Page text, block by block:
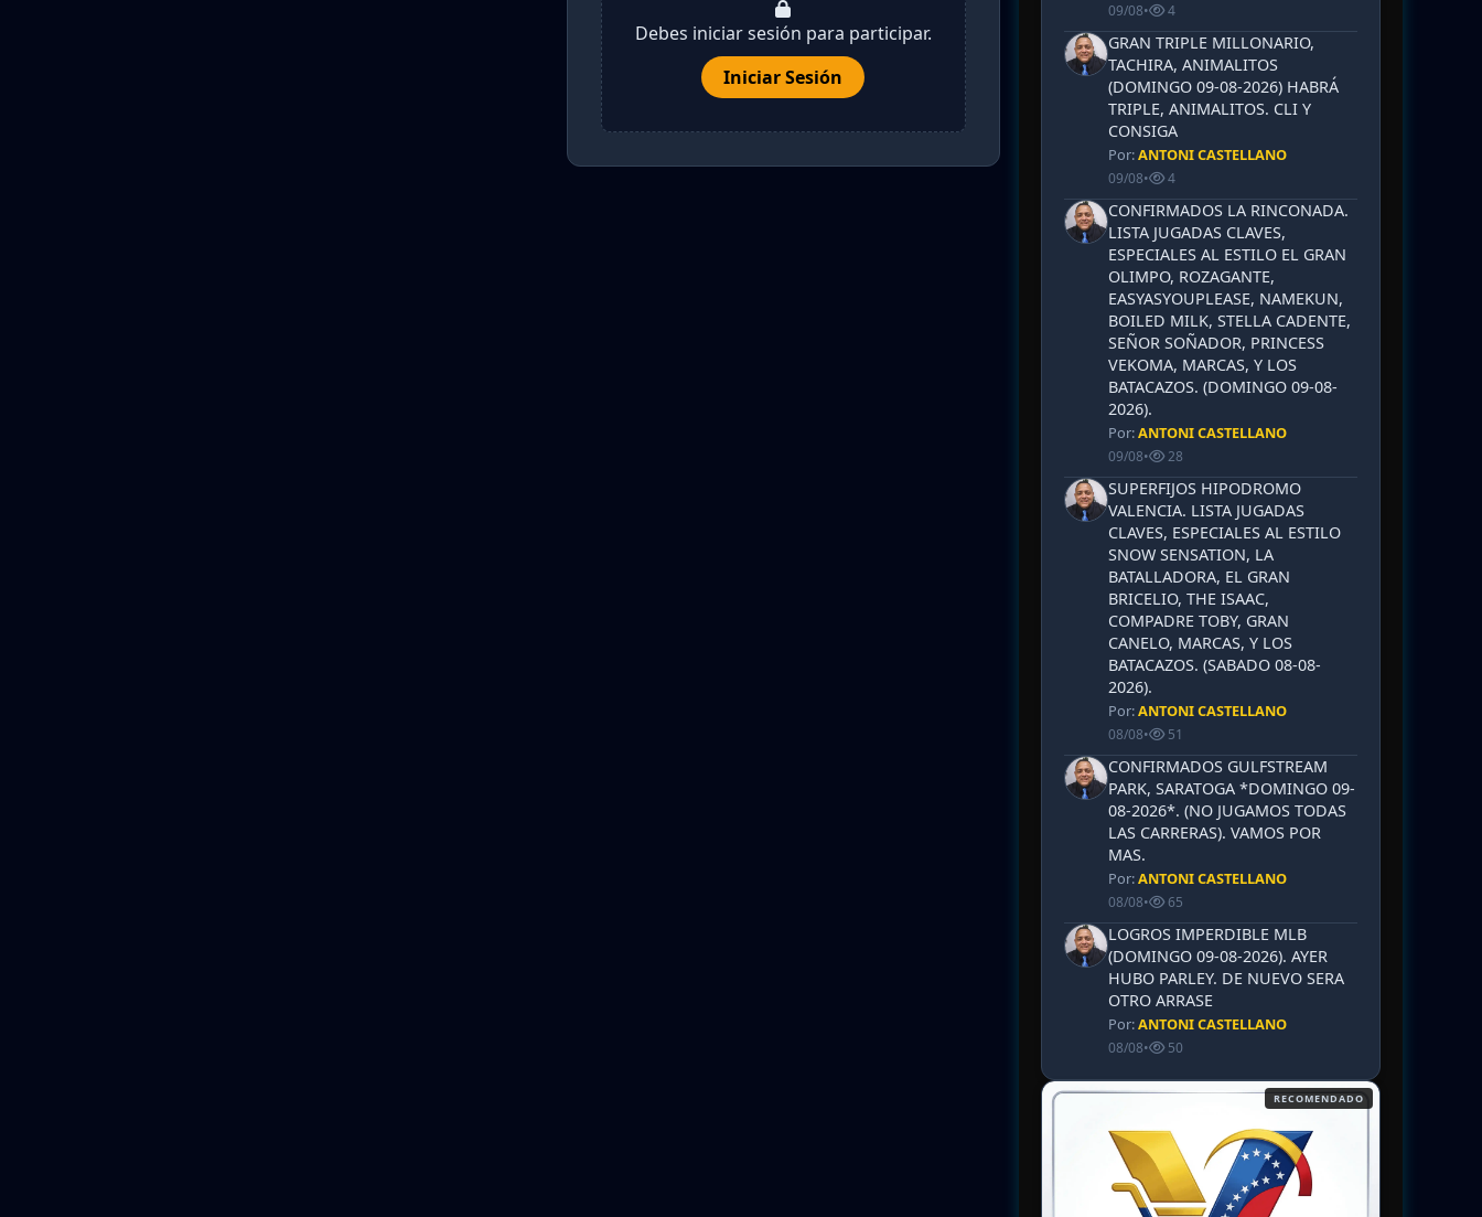
Debes iniciar sesión para participar.
Iniciar Sesión
09/08• 4
GRAN TRIPLE MILLONARIO,
TACHIRA, ANIMALITOS
(DOMINGO 09-08-2026) HABRÁ
TRIPLE, ANIMALITOS. CLI Y
CONSIGA
Por:ANTONI CASTELLANO
09/08• 4
CONFIRMADOS LA RINCONADA.
LISTA JUGADAS CLAVES,
ESPECIALES AL ESTILO EL GRAN
OLIMPO, ROZAGANTE,
EASYASYOUPLEASE, NAMEKUN,
BOILED MILK, STELLA CADENTE,
SEÑOR SOÑADOR, PRINCESS
VEKOMA, MARCAS, Y LOS
BATACAZOS. (DOMINGO 09-08-
2026).
Por:ANTONI CASTELLANO
09/08• 28
SUPERFIJOS HIPODROMO
VALENCIA. LISTA JUGADAS
CLAVES, ESPECIALES AL ESTILO
SNOW SENSATION, LA
BATALLADORA, EL GRAN
BRICELIO, THE ISAAC,
COMPADRE TOBY, GRAN
CANELO, MARCAS, Y LOS
BATACAZOS. (SABADO 08-08-
2026).
Por:ANTONI CASTELLANO
08/08• 51
CONFIRMADOS GULFSTREAM
PARK, SARATOGA *DOMINGO 09-
08-2026*. (NO JUGAMOS TODAS
LAS CARRERAS). VAMOS POR
MAS.
Por:ANTONI CASTELLANO
08/08• 65
LOGROS IMPERDIBLE MLB
(DOMINGO 09-08-2026). AYER
HUBO PARLEY. DE NUEVO SERA
OTRO ARRASE
Por:ANTONI CASTELLANO
08/08• 50
RECOMENDADO